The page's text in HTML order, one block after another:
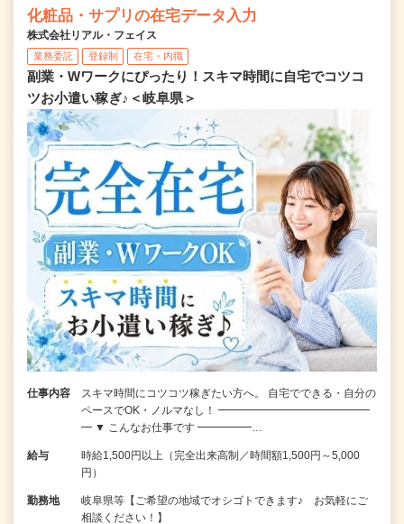
化粧品・サプリの在宅データ入力
株式会社リアル・フェイス
業務委託 登録制 在宅・内職
副業・Wワークにぴったり！スキマ時間に自宅でコツコ
ツお小遣い稼ぎ♪＜岐阜県＞
仕事内容
スキマ時間にコツコツ稼ぎたい方へ。 自宅でできる・自分の
ペースでOK・ノルマなし！ ━━━━━━━━━━━━━━
━ ▼ こんなお仕事です ━━━━━…
給与
時給1,500円以上（完全出来高制／時間額1,500円～5,000
円）
勤務地
岐阜県等【ご希望の地域でオシゴトできます♪ お気軽にご
相談ください！】